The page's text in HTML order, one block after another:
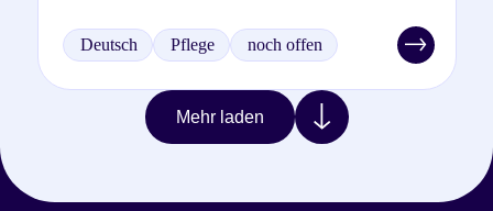
Deutsch Pflege noch offen
Mehr laden